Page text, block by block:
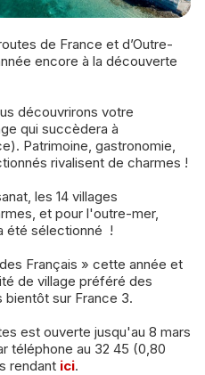
encore à la découverte
découvrirons votre
qui succèdera à
Patrimoine, gastronomie,
rivalisent de charmes !
les 14 villages
et pour l'outre-mer,
été sélectionné !
Français » cette année et
de village préféré des
bientôt sur France 3.
est ouverte jusqu'au 8 mars
téléphone au 32 45 (0,80
rendant ici.